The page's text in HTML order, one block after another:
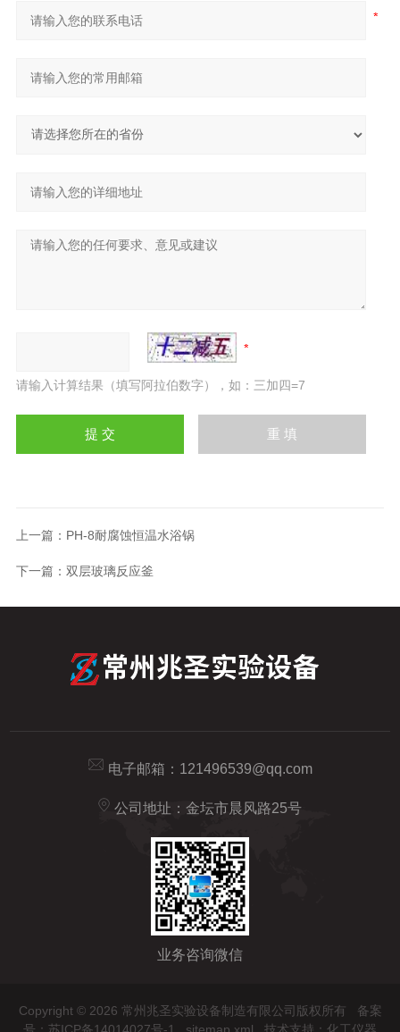
请输入计算结果（填写阿拉伯数字），如：三加四=7
上一篇： PH-8耐腐蚀恒温水浴锅
下一篇： 双层玻璃反应釜
电子邮箱： 121496539@qq.com
公司地址：金坛市晨风路25号
业务咨询微信
Copyright © 2026 常州兆圣实验设备制造有限公司版权所有 备案
号：苏ICP备14014027号-1
sitemap.xml 技术支持： 化工仪器